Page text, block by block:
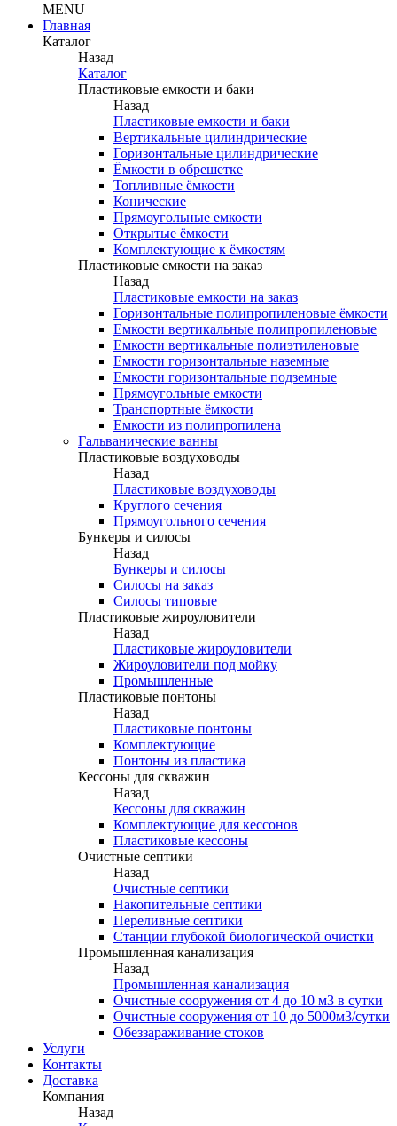
MENU
Главная
Каталог
Назад
Каталог
Пластиковые емкости и баки
Назад
Пластиковые емкости и баки
Вертикальные цилиндрические
Горизонтальные цилиндрические
Ёмкости в обрешетке
Топливные ёмкости
Конические
Прямоугольные емкости
Открытые ёмкости
Комплектующие к ёмкостям
Пластиковые емкости на заказ
Назад
Пластиковые емкости на заказ
Горизонтальные полипропиленовые ёмкости
Емкости вертикальные полипропиленовые
Емкости вертикальные полиэтиленовые
Емкости горизонтальные наземные
Емкости горизонтальные подземные
Прямоугольные емкости
Транспортные ёмкости
Емкости из полипропилена
Гальванические ванны
Пластиковые воздуховоды
Назад
Пластиковые воздуховоды
Круглого сечения
Прямоугольного сечения
Бункеры и силосы
Назад
Бункеры и силосы
Силосы на заказ
Силосы типовые
Пластиковые жироуловители
Назад
Пластиковые жироуловители
Жироуловители под мойку
Промышленные
Пластиковые понтоны
Назад
Пластиковые понтоны
Комплектующие
Понтоны из пластика
Кессоны для скважин
Назад
Кессоны для скважин
Комплектующие для кессонов
Пластиковые кессоны
Очистные септики
Назад
Очистные септики
Накопительные септики
Переливные септики
Станции глубокой биологической очистки
Промышленная канализация
Назад
Промышленная канализация
Очистные сооружения от 4 до 10 м3 в сутки
Очистные сооружения от 10 до 5000м3/сутки
Обеззараживание стоков
Услуги
Контакты
Доставка
Компания
Назад